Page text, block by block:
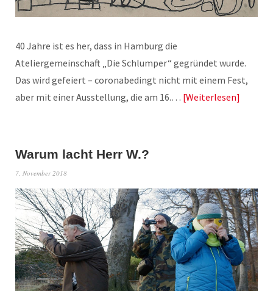
40 Jahre ist es her, dass in Hamburg die
Ateliergemeinschaft „Die Schlumper“ gegründet wurde.
Das wird gefeiert – coronabedingt nicht mit einem Fest,
aber mit einer Ausstellung, die am 16.… Weiterlesen
Warum lacht Herr W.?
7. November 2018